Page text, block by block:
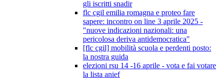
gli iscritti snadir
flc cgil emilia romagna e proteo fare
sapere: incontro on line 3 aprile 2025 -
"nuove indicazioni nazionali: una
pericolosa deriva antidemocratica"
[flc cgil] mobilità scuola e perdenti posto:
la nostra guida
elezioni rsu 14 -16 aprile - vota e fai votare
la lista anief